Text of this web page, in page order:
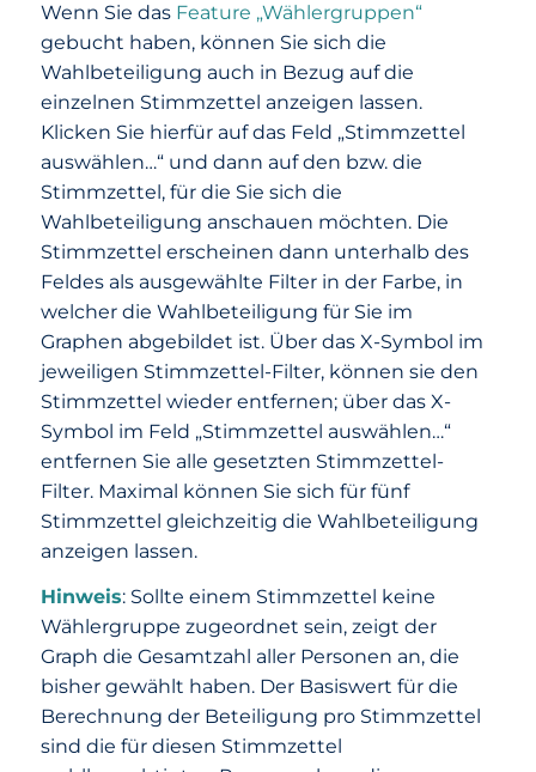
Wenn Sie das Feature „Wählergruppen“
gebucht haben, können Sie sich die
Wahlbeteiligung auch in Bezug auf die
einzelnen Stimmzettel anzeigen lassen.
Klicken Sie hierfür auf das Feld „Stimmzettel
auswählen…“ und dann auf den bzw. die
Stimmzettel, für die Sie sich die
Wahlbeteiligung anschauen möchten. Die
Stimmzettel erscheinen dann unterhalb des
Feldes als ausgewählte Filter in der Farbe, in
welcher die Wahlbeteiligung für Sie im
Graphen abgebildet ist. Über das X-Symbol im
jeweiligen Stimmzettel-Filter, können sie den
Stimmzettel wieder entfernen; über das X-
Symbol im Feld „Stimmzettel auswählen…“
entfernen Sie alle gesetzten Stimmzettel-
Filter. Maximal können Sie sich für fünf
Stimmzettel gleichzeitig die Wahlbeteiligung
anzeigen lassen.
Hinweis: Sollte einem Stimmzettel keine
Wählergruppe zugeordnet sein, zeigt der
Graph die Gesamtzahl aller Personen an, die
bisher gewählt haben. Der Basiswert für die
Berechnung der Beteiligung pro Stimmzettel
sind die für diesen Stimmzettel